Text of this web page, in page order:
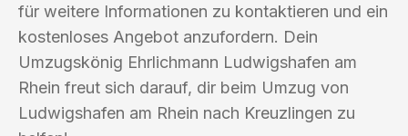
für weitere Informationen zu kontaktieren und ein
kostenloses Angebot anzufordern. Dein
Umzugskönig Ehrlichmann Ludwigshafen am
Rhein freut sich darauf, dir beim Umzug von
Ludwigshafen am Rhein nach Kreuzlingen zu